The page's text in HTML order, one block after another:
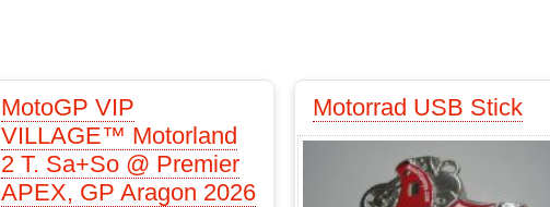
MotoGP VIP
VILLAGE™ Motorland
2 T. Sa+So @ Premier
APEX, GP Aragon 2026
Motorrad USB Stick